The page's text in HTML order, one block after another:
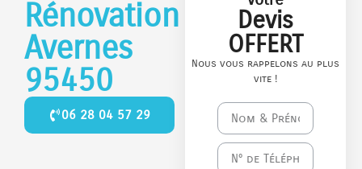
Rénovation
Avernes
95450
06 28 04 57 29
Devis
OFFERT
Nous vous rappelons au plus
vite !